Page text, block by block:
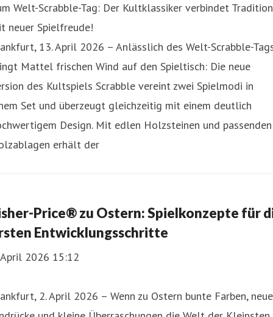
Welt-Scrabble-Tag: Der Kultklassiker verbindet Tradition
neuer Spielfreude!
13. April 2026 – Anlässlich des Welt-Scrabble-
Mattel frischen Wind auf den Spieltisch: Die neue
des Kultspiels Scrabble vereint zwei Spielmodi in
Set und überzeugt gleichzeitig mit einem deutlich
Design. Mit edlen Holzsteinen und passenden
erhält der
Price® zu Ostern: Spielkonzepte für
Entwicklungsschritte
2026 15:12
2. April 2026 – Wenn zu Ostern bunte Farben, neue